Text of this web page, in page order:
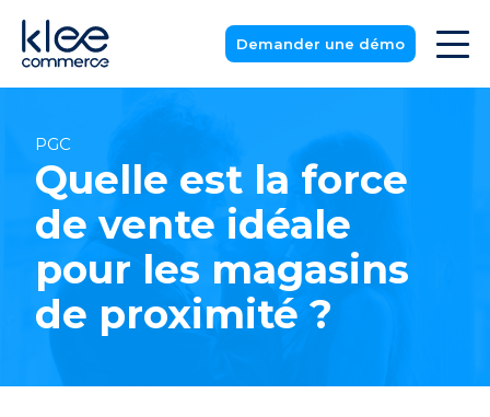
Demander une démo
PGC
Quelle est la force
de vente idéale
pour les magasins
de proximité ?